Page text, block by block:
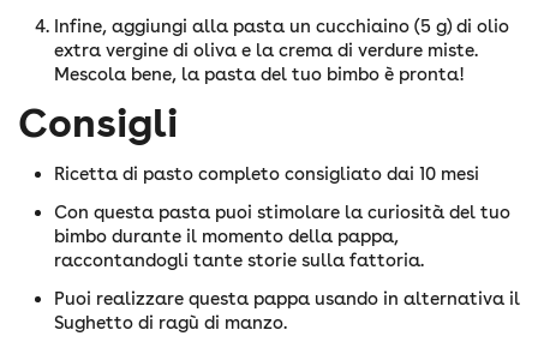
Infine, aggiungi alla pasta un cucchiaino (5 g) di olio
extra vergine di oliva e la crema di verdure miste.
Mescola bene, la pasta del tuo bimbo è pronta!
Consigli
Ricetta di pasto completo consigliato dai 10 mesi
Con questa pasta puoi stimolare la curiosità del tuo
bimbo durante il momento della pappa,
raccontandogli tante storie sulla fattoria.
Puoi realizzare questa pappa usando in alternativa il
Sughetto di ragù di manzo.